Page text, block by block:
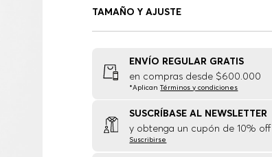
TAMAÑO Y AJUSTE
ENVÍO REGULAR GRATIS
en compras desde $600.000
*AplicanTérminos y condiciones
SUSCRÍBASE AL NEWSLETTER
y obtenga un cupón de 10% off
Suscribirse